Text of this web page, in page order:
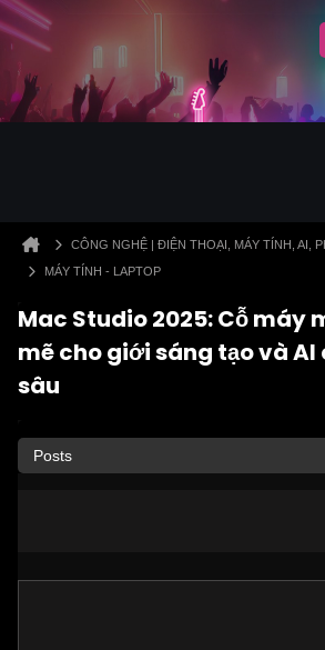
CÔNG NGHỆ | ĐIỆN THOẠI, MÁY TÍNH, AI,
MÁY TÍNH - LAPTOP
Mac Studio 2025: Cỗ máy
mẽ cho giới sáng tạo và AI
sâu